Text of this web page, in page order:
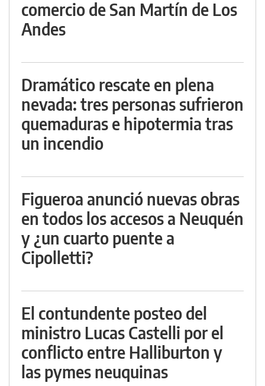
comercio de San Martín de Los
Andes
Dramático rescate en plena
nevada: tres personas sufrieron
quemaduras e hipotermia tras
un incendio
Figueroa anunció nuevas obras
en todos los accesos a Neuquén
y ¿un cuarto puente a
Cipolletti?
El contundente posteo del
ministro Lucas Castelli por el
conflicto entre Halliburton y
las pymes neuquinas